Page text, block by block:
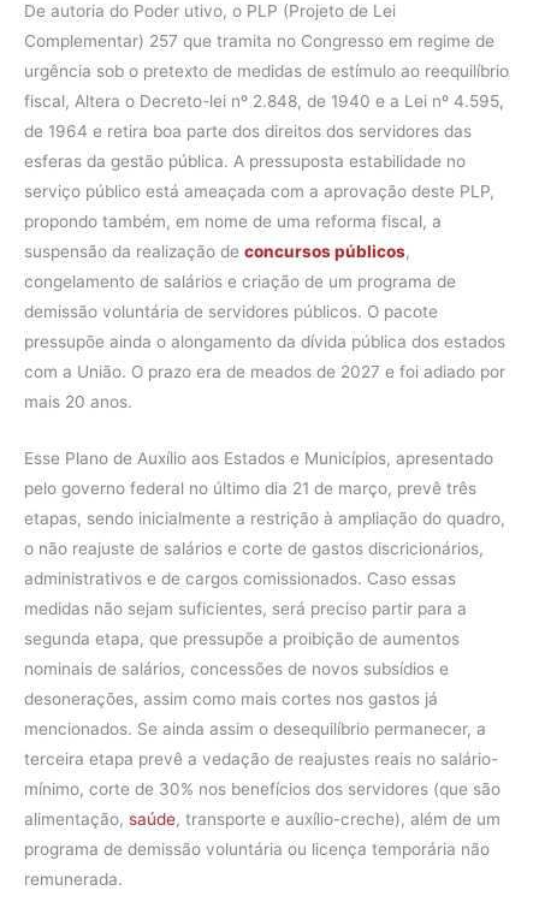
De autoria do Poder utivo, o PLP (Projeto de Lei
Complementar) 257 que tramita no Congresso em regime de
urgência sob o pretexto de medidas de estímulo ao reequilíbrio
fiscal, Altera o Decreto-lei nº 2.848, de 1940 e a Lei nº 4.595,
de 1964 e retira boa parte dos direitos dos servidores das
esferas da gestão pública. A pressuposta estabilidade no
serviço público está ameaçada com a aprovação deste PLP,
propondo também, em nome de uma reforma fiscal, a
suspensão da realização de concursos públicos,
congelamento de salários e criação de um programa de
demissão voluntária de servidores públicos. O pacote
pressupõe ainda o alongamento da dívida pública dos estados
com a União. O prazo era de meados de 2027 e foi adiado por
mais 20 anos.
Esse Plano de Auxílio aos Estados e Municípios, apresentado
pelo governo federal no último dia 21 de março, prevê três
etapas, sendo inicialmente a restrição à ampliação do quadro,
o não reajuste de salários e corte de gastos discricionários,
administrativos e de cargos comissionados. Caso essas
medidas não sejam suficientes, será preciso partir para a
segunda etapa, que pressupõe a proibição de aumentos
nominais de salários, concessões de novos subsídios e
desonerações, assim como mais cortes nos gastos já
mencionados. Se ainda assim o desequilíbrio permanecer, a
terceira etapa prevê a vedação de reajustes reais no salário-
mínimo, corte de 30% nos benefícios dos servidores (que são
alimentação, saúde, transporte e auxílio-creche), além de um
programa de demissão voluntária ou licença temporária não
remunerada.